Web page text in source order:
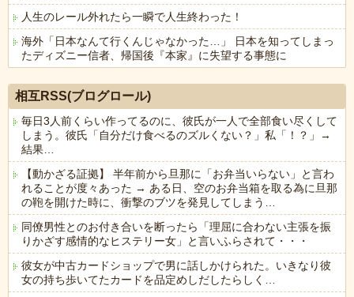
人生のレール外れたら一瞬で人生終わった！
海外「日本なんて行くんじゃなかった…」 日本を知ってしまっ
たディズニー信者、帰国後『本家』に失望する事態に
相互RSS(ブログロール)
毎日3人前くらい作ってるのに、彼氏が一人で全部食い尽くして
しまう。彼氏「自分だけ食べるのズルくない？」私「！？」→
結果…
【動かざる証拠】 半年前から旦那に「お弁当いらない」と言わ
れることが度々あった → ある日、空のお弁当箱を取る為に旦那
の鞄を開けた時に、衝撃のブツを発見してしまう…
同僚男性とのお付き合いを断ったら「理屈に合わない主張を振
りかざす感情的なヒステリー女」と言いふらされて・・・
彼女が中古カードショップで男に話しかけられた。いきなり彼
女の持ち歩いてたカードを品定めしだしたらしく…